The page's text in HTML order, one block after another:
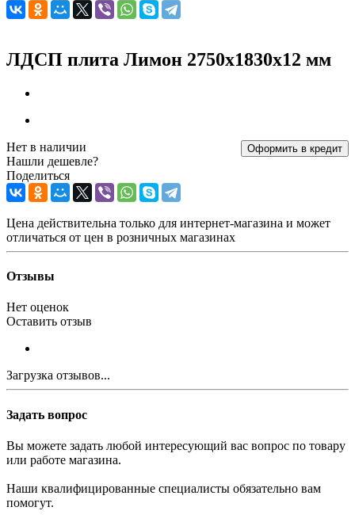
ЛДСП плита Лимон 2750х1830x12 мм
Оформить в кредит
Нет в наличии
Нашли дешевле?
Поделиться
Цена действительна только для интернет-магазина и может
отличаться от цен в розничных магазинах
Отзывы
Нет оценок
Оставить отзыв
Загрузка отзывов...
Задать вопрос
Вы можете задать любой интересующий вас вопрос по товару
или работе магазина.
Наши квалифицированные специалисты обязательно вам
помогут.